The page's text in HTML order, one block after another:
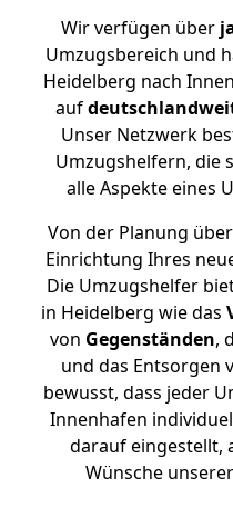
Wir verfügen über
Umzugsbereich und
Heidelberg nach
auf
Unser Netzwerk
Umzugshelfern, die
alle Aspekte eines
Von der Planung
Einrichtung Ihres
Die Umzugshelfer
in Heidelberg wie das
von Gegenständen,
und das Entsorgen
bewusst, dass jeder
Innenhafen
darauf eingestellt,
Wünsche